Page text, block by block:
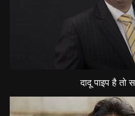
दादू पाइप है तो